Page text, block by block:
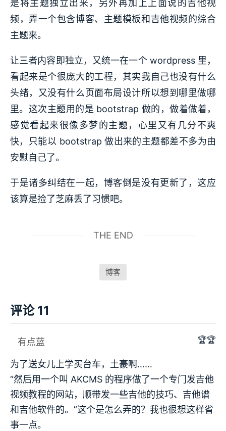
是将主题独立出来，另外再加上上面说的吉他视
频，弄一个包含博客、主题模板和吉他视频的综合
主题来。
让三者内容即独立，又统一在一个 wordpress 里，
看起来是个很庞大的工程，其实我自己也没有什么
头绪，又没有什么页面布局设计所以想到哪里做哪
里。这次主题用的是 bootstrap 做的，做着做着，
感觉看起来很像多梦的主题，心里又有几分不爽
快，只能以 bootstrap 做出来的主题都差不多为由
安慰自己了。
于是诸多纠结在一起，博客倒是没有更新了，这应
该算是捡了芝麻丢了习惯吧。
THE END
博客
评论 11
有点蓝 🏆🏆
为了送女儿上学买台车，土豪啊……
“然后用一个叫 AKCMS 的程序做了一个专门发吉他
视频教程的网站，顺带发一些吉他的技巧、吉他谱
和吉他软件的。”这个是怎么弄的？我也很想这样省
事一点。